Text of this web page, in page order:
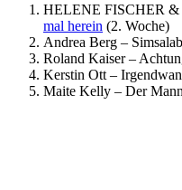
HELENE FISCHER
mal herein (2. Woche)
Andrea Berg –
Roland Kaiser –
Kerstin Ott –
Maite Kelly – Der